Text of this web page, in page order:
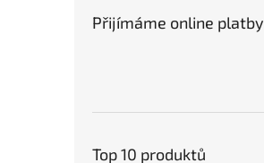
Přijímáme online platby
Top 10 produktů